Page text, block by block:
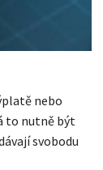
nebo
to nutně být
svobodu